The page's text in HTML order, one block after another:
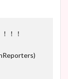
！！